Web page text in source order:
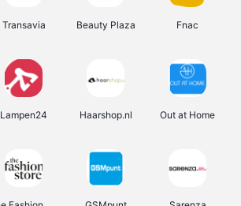
Transavia Beauty Plaza Fnac
Lampen24 Haarshop.nl Out at Home